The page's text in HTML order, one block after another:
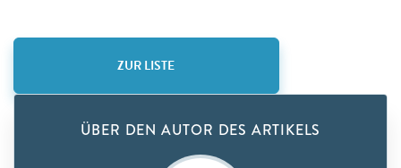
ZUR LISTE
ÜBER DEN AUTOR DES ARTIKELS